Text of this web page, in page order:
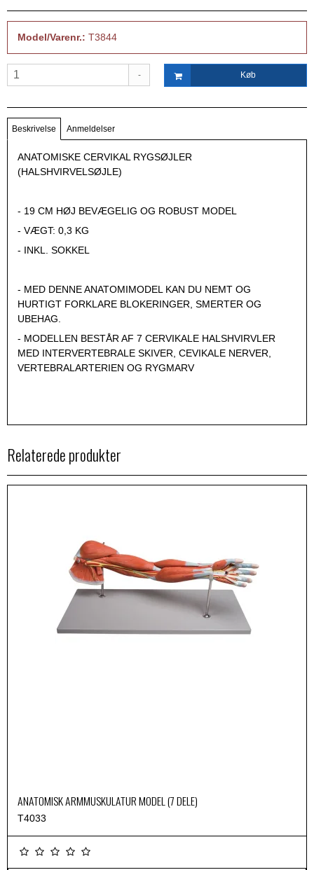
Model/Varenr.: T3844
- Køb
Beskrivelse Anmeldelser
ANATOMISKE CERVIKAL RYGSØJLER
(HALSHVIRVELSØJLE)
- 19 CM HØJ BEVÆGELIG OG ROBUST MODEL
- VÆGT: 0,3 KG
- INKL. SOKKEL
- MED DENNE ANATOMIMODEL KAN DU NEMT OG
HURTIGT FORKLARE BLOKERINGER, SMERTER OG
UBEHAG.
- MODELLEN BESTÅR AF 7 CERVIKALE HALSHVIRVLER
MED INTERVERTEBRALE SKIVER, CEVIKALE NERVER,
VERTEBRALARTERIEN OG RYGMARV
Relaterede produkter
ANATOMISK ARMMUSKULATUR MODEL (7 DELE)
T4033